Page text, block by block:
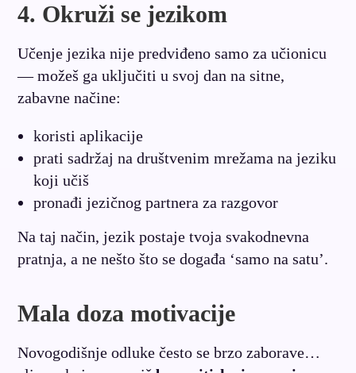
4. Okruži se jezikom
Učenje jezika nije predviđeno samo za učionicu
— možeš ga uključiti u svoj dan na sitne,
zabavne načine:
koristi aplikacije
prati sadržaj na društvenim mrežama na jeziku
koji učiš
pronađi jezičnog partnera za razgovor
Na taj način, jezik postaje tvoja svakodnevna
pratnja, a ne nešto što se događa ‘samo na satu’.
Mala doza motivacije
Novogodišnje odluke često se brzo zaborave…